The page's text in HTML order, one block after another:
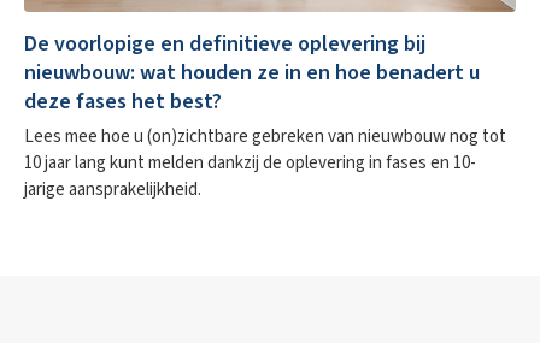
De voorlopige en definitieve oplevering bij
nieuwbouw: wat houden ze in en hoe benadert u
deze fases het best?
Lees mee hoe u (on)zichtbare gebreken van nieuwbouw nog tot
10 jaar lang kunt melden dankzij de oplevering in fases en 10-
jarige aansprakelijkheid.